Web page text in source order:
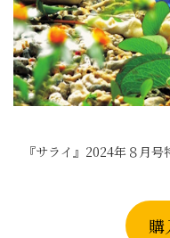
『サライ』2024年８月号
購